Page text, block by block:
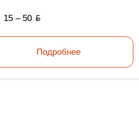
15 – 50ƃ
Подробнее